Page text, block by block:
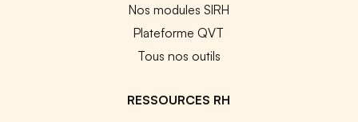
Nos modules SIRH
Plateforme QVT
Tous nos outils
RESSOURCES RH